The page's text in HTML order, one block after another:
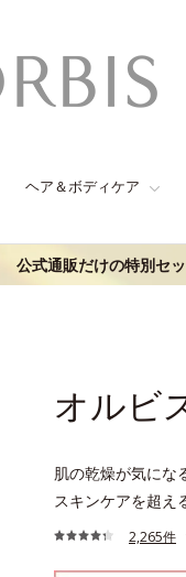
ヘア＆ボディケア
公式通販だけの特別セ
オルビ
肌の乾燥が気にな
スキンケアを超え
2,265件